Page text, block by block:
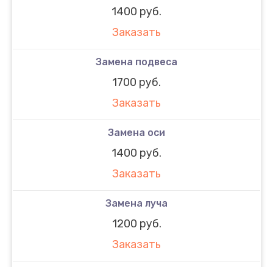
1400 руб.
Заказать
Замена подвеса
1700 руб.
Заказать
Замена оси
1400 руб.
Заказать
Замена луча
1200 руб.
Заказать